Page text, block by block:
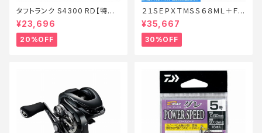
タフトランク S4300 RD【特価
装備】【20】
¥23,696
20%OFF
２１ＳＥＰＸＴＭＳＳ６８ＭＬ＋ＦＡ
【特価ロッド】【30】
¥35,667
30%OFF